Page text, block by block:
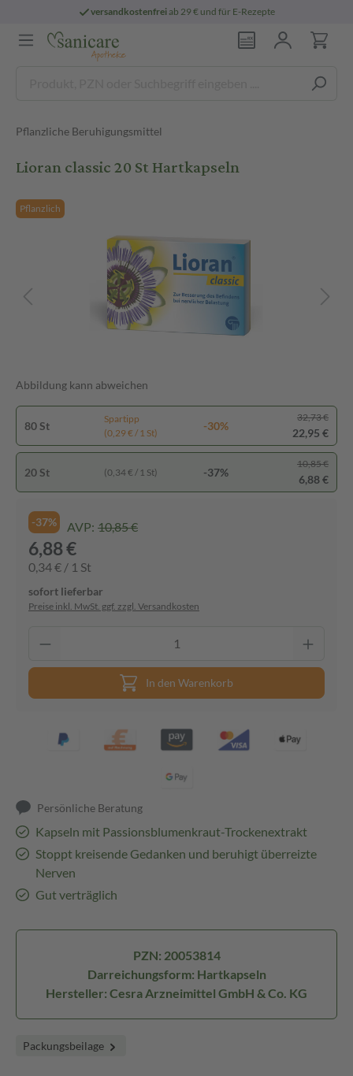
versandkostenfreiab 29 € und für E-Rezepte
Pflanzliche Beruhigungsmittel
Lioran classic 20 St Hartkapseln
Pflanzlich
Abbildung kann abweichen
80 St
Spartipp
(0,29 € / 1 St)
-30%
32,73 €
22,95 €
20 St (0,34 € / 1 St) -37%
10,85 €
6,88 €
-37% AVP: 10,85 €
6,88 €
0,34 € / 1 St
sofort lieferbar
Preise inkl. MwSt. ggf. zzgl. Versandkosten
In den Warenkorb
Persönliche Beratung
Kapseln mit Passionsblumenkraut-Trockenextrakt
Stoppt kreisende Gedanken und beruhigt überreizte
Nerven
Gut verträglich
PZN: 20053814
Darreichungsform: Hartkapseln
Hersteller: Cesra Arzneimittel GmbH & Co. KG
Packungsbeilage